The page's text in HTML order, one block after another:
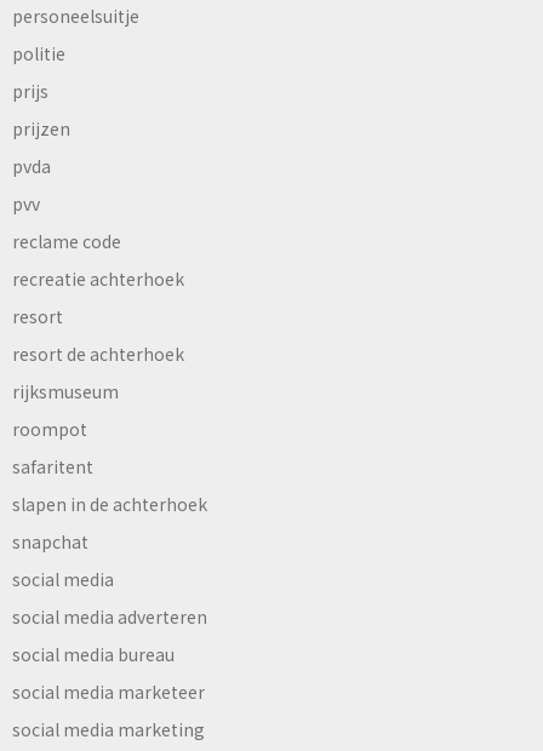
personeelsuitje
politie
prijs
prijzen
pvda
pvv
reclame code
recreatie achterhoek
resort
resort de achterhoek
rijksmuseum
roompot
safaritent
slapen in de achterhoek
snapchat
social media
social media adverteren
social media bureau
social media marketeer
social media marketing